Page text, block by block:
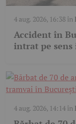
4 aug. 2026, 16:38în
Accident în
intrat pe
4 aug. 2026, 14:14în